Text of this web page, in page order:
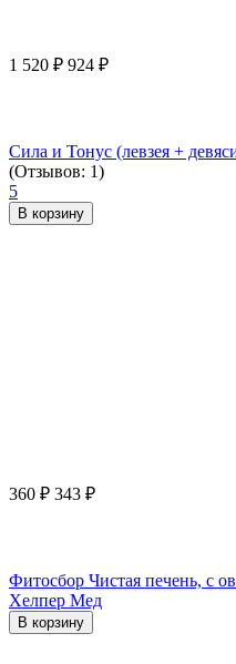
1 520 ₽ 924 ₽
Сила и Тонус (левзея +
(Отзывов: 1)
5
В корзину
360 ₽ 343 ₽
Фитосбор Чистая печень, с
Хелпер Мед
В корзину